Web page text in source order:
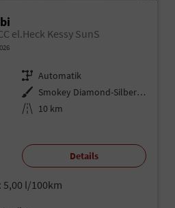
el.Heck Kessy SunS
Getriebe Automatik
Außenfarbe
Smokey Diamond-Silber Metallic
Kilometerstand 10 km
Details
5,00 l/100km